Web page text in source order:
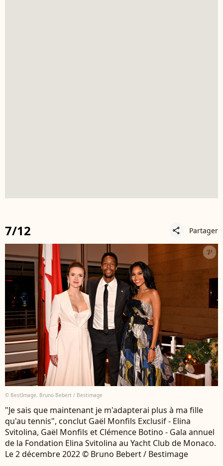
7/12 share Partager
© BestImage, Bruno Bebert / Bestimage
"Je sais que maintenant je m'adapterai plus à ma fille
qu'au tennis", conclut Gaël Monfils Exclusif - Elina
Svitolina, Gaël Monfils et Clémence Botino - Gala annuel
de la Fondation Elina Svitolina au Yacht Club de Monaco.
Le 2 décembre 2022 © Bruno Bebert / Bestimage